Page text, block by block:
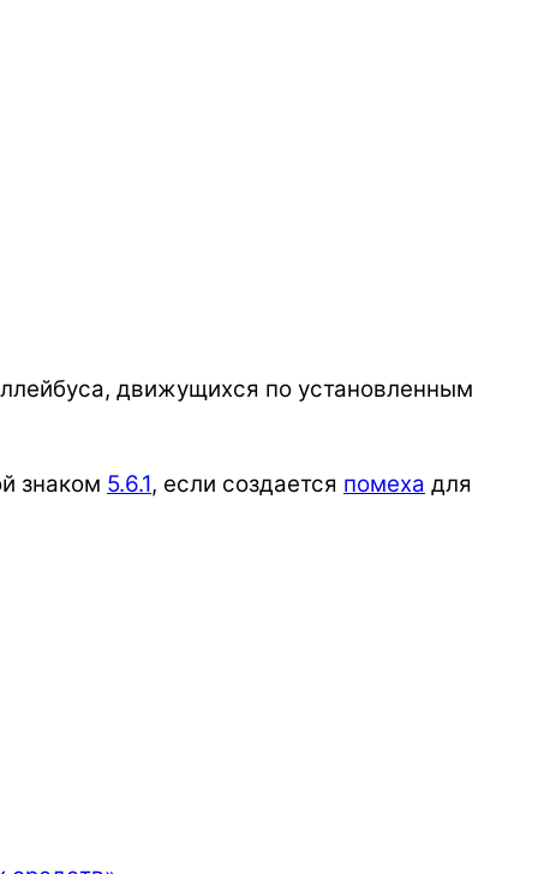
движущихся по установленным
знаком 5.6.1, если создается помеха для